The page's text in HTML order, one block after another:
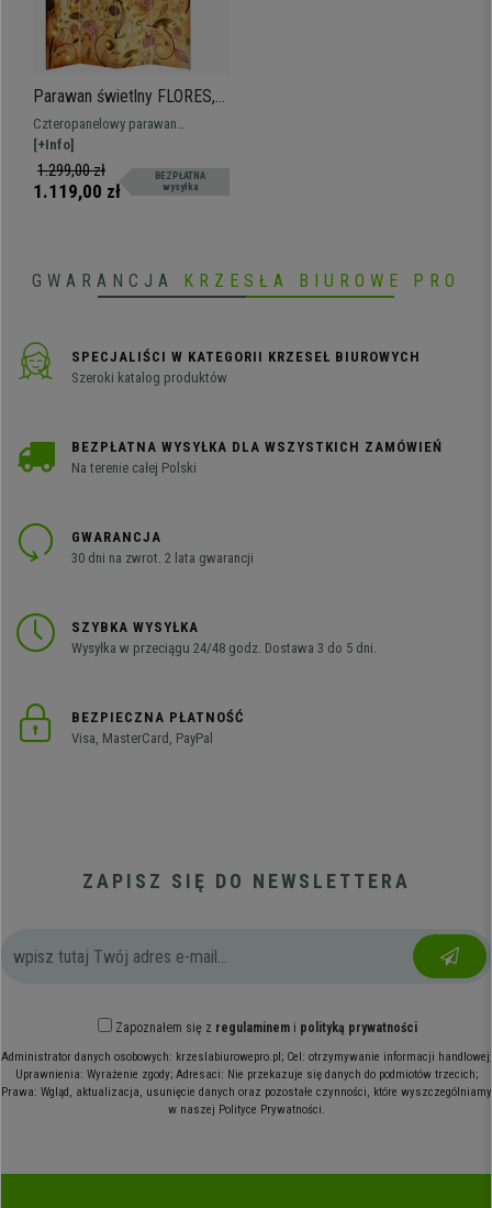
Parawan świetlny FLORES,
180x160x2,5 cm, Bardzo
Praktyczny, Drewniana
Konstrukcja
Czteropanelowy parawan
FLOWERS łączy w sobie design i
funkcjonalność. Idealnie nadaje
się do dzielenia i dekoracji
[+Info]
1.299,00 zł
1.119,00 zł
BEZPŁATNA
wysyłka
GWARANCJA KRZESŁA BIUROWE PRO
SPECJALIŚCI W KATEGORII KRZESEŁ BIUROWYCH
Szeroki katalog produktów
BEZPŁATNA WYSYŁKA DLA WSZYSTKICH ZAMÓWIEŃ
Na terenie całej Polski
GWARANCJA
30 dni na zwrot. 2 lata gwarancji
SZYBKA WYSYŁKA
Wysyłka w przeciągu 24/48 godz. Dostawa 3 do 5 dni.
BEZPIECZNA PŁATNOŚĆ
Visa, MasterCard, PayPal
ZAPISZ SIĘ DO NEWSLETTERA
Zapoznałem się z regulaminemi polityką prywatności
Administrator danych osobowych: krzeslabiurowepro.pl; Cel: otrzymywanie informacji handlowej;
Uprawnienia: Wyrażenie zgody; Adresaci: Nie przekazuje się danych do podmiotów trzecich;
Prawa: Wgląd, aktualizacja, usunięcie danych oraz pozostałe czynności, które wyszczególniamy
w naszej Polityce Prywatności.